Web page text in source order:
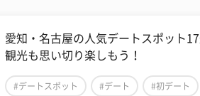
愛知・名古屋の人気デートスポット
観光も思い切り楽しもう！
#デートスポット #デート #初デート